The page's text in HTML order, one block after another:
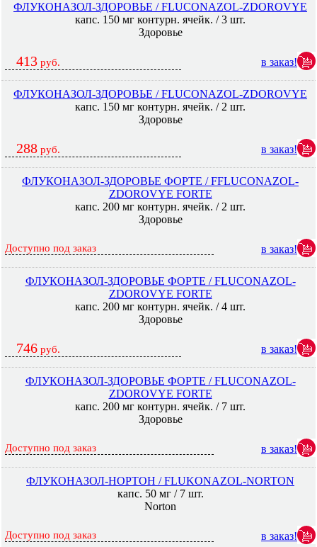
ФЛУКОНАЗОЛ-ЗДОРОВЬЕ / FLUCONAZOL-ZDOROVYE
капс. 150 мг контурн. ячейк. / 3 шт.
Здоровье
413 руб. в заказ!
ФЛУКОНАЗОЛ-ЗДОРОВЬЕ / FLUCONAZOL-ZDOROVYE
капс. 150 мг контурн. ячейк. / 2 шт.
Здоровье
288 руб. в заказ!
ФЛУКОНАЗОЛ-ЗДОРОВЬЕ ФОРТЕ / FFLUCONAZOL-
ZDOROVYE FORTE
капс. 200 мг контурн. ячейк. / 2 шт.
Здоровье
Доступно под заказ в заказ!
ФЛУКОНАЗОЛ-ЗДОРОВЬЕ ФОРТЕ / FLUCONAZOL-
ZDOROVYE FORTE
капс. 200 мг контурн. ячейк. / 4 шт.
Здоровье
746 руб. в заказ!
ФЛУКОНАЗОЛ-ЗДОРОВЬЕ ФОРТЕ / FLUCONAZOL-
ZDOROVYE FORTE
капс. 200 мг контурн. ячейк. / 7 шт.
Здоровье
Доступно под заказ в заказ!
ФЛУКОНАЗОЛ-НОРТОН / FLUKONAZOL-NORTON
капс. 50 мг / 7 шт.
Norton
Доступно под заказ в заказ!